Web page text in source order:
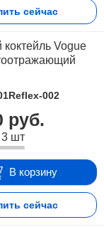
сейчас
Vogue
002
руб.
3 шт
В корзину
сейчас